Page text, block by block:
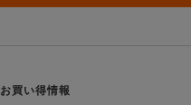
お買い得情報